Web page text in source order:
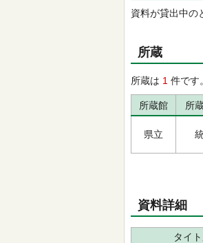
資料が貸出中の
所蔵
所蔵は 1 件です
所蔵館 所
県立
資料詳細
タイ